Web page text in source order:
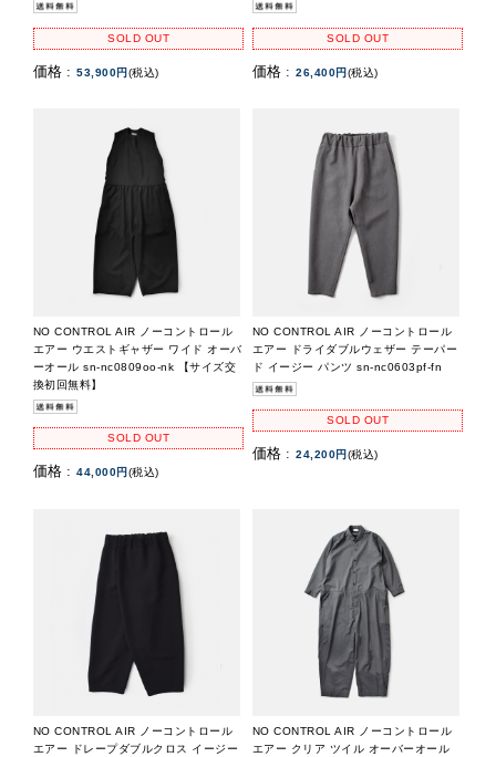
SOLD OUT
価格 : 53,900円(税込)
SOLD OUT
価格 : 26,400円(税込)
NO CONTROL AIR ノーコントロール
エアー ウエストギャザー ワイド オーバ
ーオール sn-nc0809oo-nk 【サイズ交
換初回無料】
SOLD OUT
価格 : 44,000円(税込)
NO CONTROL AIR ノーコントロール
エアー ドライダブルウェザー テーパー
ド イージー パンツ sn-nc0603pf-fn
SOLD OUT
価格 : 24,200円(税込)
NO CONTROL AIR ノーコントロール
エアー ドレープダブルクロス イージー
NO CONTROL AIR ノーコントロール
エアー クリア ツイル オーバーオール